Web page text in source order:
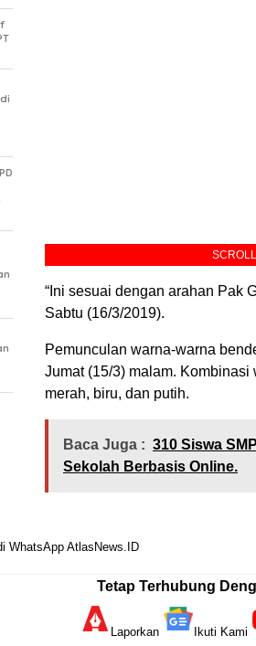
“Ini sesuai dengan arahan Pak
Sabtu (16/3/2019).
Pemunculan warna-warna
Jumat (15/3) malam.
merah, biru, dan putih.
Baca Juga : 310 Siswa
Sekolah Berbasis Online.
WhatsApp AtlasNews.ID
Tetap Terhubung
Laporkan Ikuti Kami